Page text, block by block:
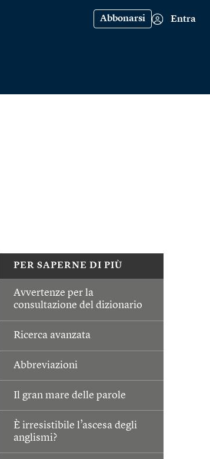
Abbonarsi Entra
PER SAPERNE DI PIÙ
Avvertenze per la
consultazione del dizionario
Ricerca avanzata
Abbreviazioni
Il gran mare delle parole
È irresistibile l’ascesa degli
anglismi?